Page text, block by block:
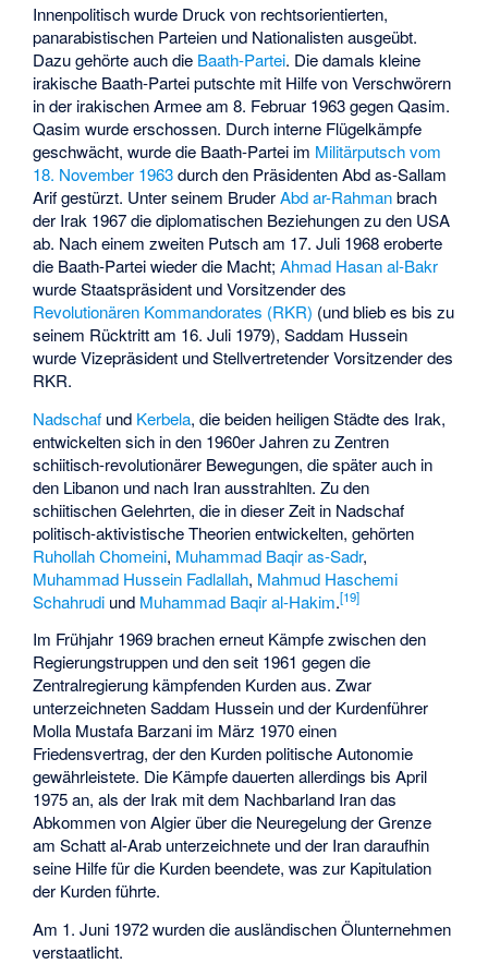
Innenpolitisch wurde Druck von rechtsorientierten,
panarabistischen Parteien und Nationalisten ausgeübt.
Dazu gehörte auch die Baath-Partei. Die damals kleine
irakische Baath-Partei putschte mit Hilfe von Verschwörern
in der irakischen Armee am 8. Februar 1963 gegen Qasim.
Qasim wurde erschossen. Durch interne Flügelkämpfe
geschwächt, wurde die Baath-Partei im Militärputsch vom
18. November 1963durch den PräsidentenAbd as-Sallam
Arifgestürzt. Unter seinem BruderAbd ar-Rahmanbrach
der Irak 1967 die diplomatischen Beziehungen zu den USA
ab. Nach einem zweiten Putsch am 17. Juli 1968 eroberte
die Baath-Partei wieder die Macht;Ahmad Hasan al-Bakr
wurde Staatspräsident und Vorsitzender des
Revolutionären Kommandorates (RKR) (und blieb es bis zu
seinem Rücktritt am 16. Juli 1979), Saddam Hussein
wurde Vizepräsident und Stellvertretender Vorsitzender des
RKR.
Nadschaf und Kerbela, die beiden heiligen Städte des Irak,
entwickelten sich in den 1960er Jahren zu Zentren
schiitisch-revolutionärer Bewegungen, die später auch in
den Libanon und nach Iran ausstrahlten. Zu den
schiitischen Gelehrten, die in dieser Zeit in Nadschaf
politisch-aktivistische Theorien entwickelten, gehörten
Ruhollah Chomeini, Muhammad Baqir as-Sadr,
Muhammad Hussein Fadlallah, Mahmud Haschemi
Schahrudi und Muhammad Baqir al-Hakim.[19]
Im Frühjahr 1969 brachen erneut Kämpfe zwischen den
Regierungstruppen und den seit 1961 gegen die
Zentralregierung kämpfenden Kurden aus. Zwar
unterzeichneten Saddam Hussein und der Kurdenführer
Molla Mustafa Barzani im März 1970 einen
Friedensvertrag, der den Kurden politische Autonomie
gewährleistete. Die Kämpfe dauerten allerdings bis April
1975 an, als der Irak mit dem Nachbarland Iran das
Abkommen von Algier über die Neuregelung der Grenze
am Schatt al-Arab unterzeichnete und der Iran daraufhin
seine Hilfe für die Kurden beendete, was zur Kapitulation
der Kurden führte.
Am 1. Juni 1972 wurden die ausländischen Ölunternehmen
verstaatlicht.